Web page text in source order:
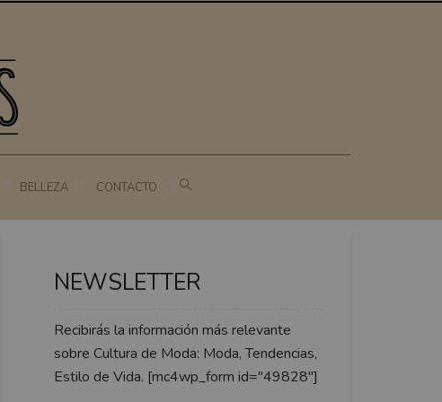
BELLEZA CONTACTO
NEWSLETTER
Recibirás la información más relevante
sobre Cultura de Moda: Moda, Tendencias,
Estilo de Vida. [mc4wp_form id="49828"]